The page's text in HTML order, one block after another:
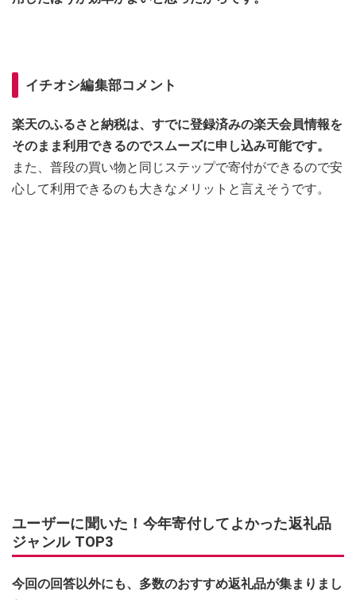
イチオシ編集部コメント
楽天のふるさと納税は、すでに登録済みの楽天会員情報を
そのまま利用できるのでスムーズに申し込み可能です。
また、普段の買い物と同じステップで寄付ができるので安
心して利用できるのも大きなメリットと言えそうです。
ユーザーに聞いた！今年寄付してよかった返礼品
ジャンル TOP3
今回の回答以外にも、多数のおすすめ返礼品が集まりまし